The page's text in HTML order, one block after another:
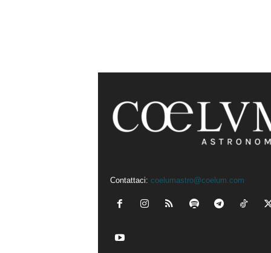
Contattaci: coelumastro@coelum.com